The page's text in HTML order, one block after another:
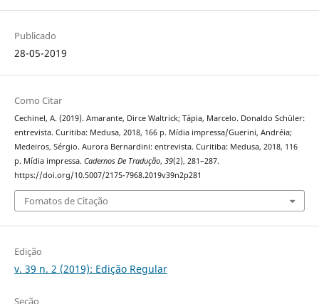
Publicado
28-05-2019
Como Citar
Cechinel, A. (2019). Amarante, Dirce Waltrick; Tápia, Marcelo. Donaldo Schüler:
entrevista. Curitiba: Medusa, 2018, 166 p. Mídia impressa/Guerini, Andréia;
Medeiros, Sérgio. Aurora Bernardini: entrevista. Curitiba: Medusa, 2018, 116
p. Mídia impressa. Cadernos De Tradução, 39(2), 281–287.
https://doi.org/10.5007/2175-7968.2019v39n2p281
Fomatos de Citação
Edição
v. 39 n. 2 (2019): Edição Regular
Seção